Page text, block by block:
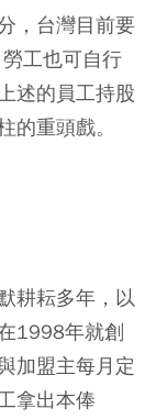
，台灣目前要
工也可自行
述的員工持股
的重頭戲。
耕耘多年，以
1998年就創
加盟主每月定
拿出本俸